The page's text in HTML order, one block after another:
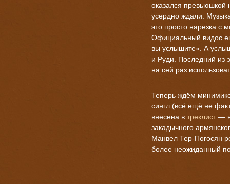
оказался превьюшкой
усердно ждали.
это просто нарезка с
Официальный видос
вы услышите». А
и Руди. Последний из
на сей раз
Теперь ждём
сингл (всё ещё не
внесена в треклист — в
закадычного
Манвел Тер-Погосян
более неожиданный